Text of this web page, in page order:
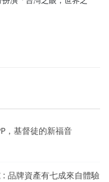
，基督徒的新福音
品牌資產有七成來自體驗